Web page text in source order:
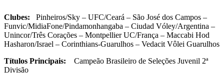
Clubes: Pinheiros/Sky – UFC/Ceará – São José dos Campos –
Funvic/MidiaFone/Pindamonhangaba – Ciudad Vóley/Argentina –
Unincor/Três Corações – Montpellier UC/França – Maccabi Hod
Hasharon/Israel – Corinthians-Guarulhos – Vedacit Vôlei Guarulhos
Títulos Principais: Campeão Brasileiro de Seleções Juvenil 2ª
Divisão